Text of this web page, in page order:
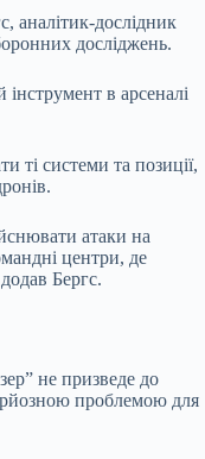
аналітик-дослідник
досліджень.
в арсеналі
ті системи та позиції,
атаки на
центри, де
Бергс.
не призведе до
проблемою для